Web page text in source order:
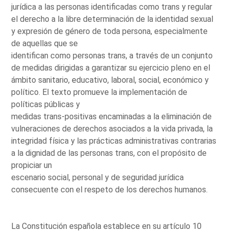
jurídica a las personas identificadas como trans y regular
el derecho a la libre determinación de la identidad sexual
y expresión de género de toda persona, especialmente
de aquellas que se
identifican como personas trans, a través de un conjunto
de medidas dirigidas a garantizar su ejercicio pleno en el
ámbito sanitario, educativo, laboral, social, económico y
político. El texto promueve la implementación de
políticas públicas y
medidas trans-positivas encaminadas a la eliminación de
vulneraciones de derechos asociados a la vida privada, la
integridad física y las prácticas administrativas contrarias
a la dignidad de las personas trans, con el propósito de
propiciar un
escenario social, personal y de seguridad jurídica
consecuente con el respeto de los derechos humanos.
La Constitución española establece en su artículo 10